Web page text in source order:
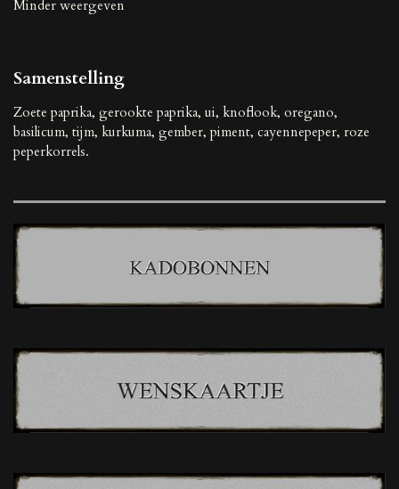
Minder weergeven
Samenstelling
Zoete paprika, gerookte paprika, ui, knoflook, oregano,
basilicum, tijm, kurkuma, gember, piment, cayennepeper, roze
peperkorrels.